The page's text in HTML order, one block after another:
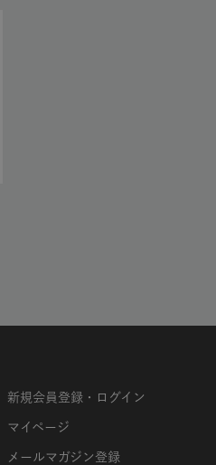
新規会員登録・ログイン
マイページ
メールマガジン登録